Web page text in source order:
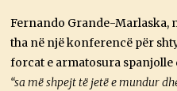
Fernando Grande-Marlaska,
tha në një konferencë për
forcat e armatosura
“sa më shpejt të jetë e mundur